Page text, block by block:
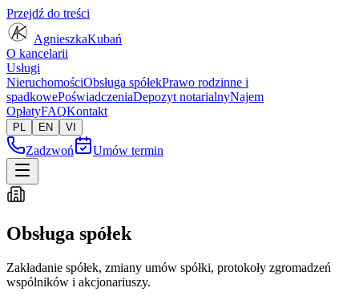
Przejdź do treści
AgnieszkaKubań
O kancelarii
Usługi
NieruchomościObsługa spółekPrawo rodzinne i
spadkowePoświadczeniaDepozyt notarialnyNajem
OpłatyFAQKontakt
PL EN VI
Zadzwoń Umów termin
Obsługa spółek
Zakładanie spółek, zmiany umów spółki, protokoły zgromadzeń
wspólników i akcjonariuszy.